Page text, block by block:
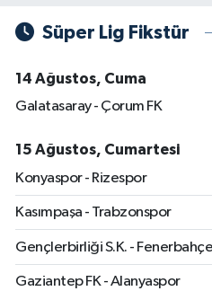
Süper Lig Fikstür
14 Ağustos, Cuma
Galatasaray - Çorum FK
15 Ağustos, Cumartesi
Konyaspor - Rizespor
Kasımpaşa - Trabzonspor
Gençlerbirliği S.K. - Fenerbahçe
Gaziantep FK - Alanyaspor